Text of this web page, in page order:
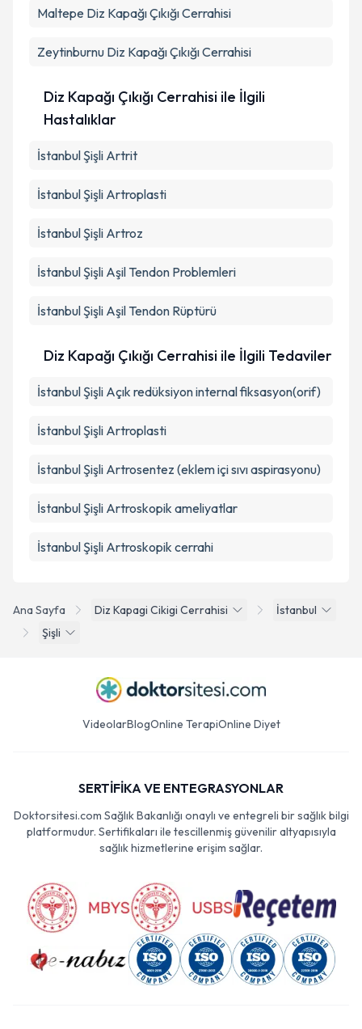
Ana Sayfa Diz Kapagi Cikigi Cerrahisi
İstanbul
Şişli
Maltepe Diz Kapağı Çıkığı Cerrahisi
Zeytinburnu Diz Kapağı Çıkığı Cerrahisi
Diz Kapağı Çıkığı Cerrahisi ile İlgili
Hastalıklar
İstanbul Şişli Artrit
İstanbul Şişli Artroplasti
İstanbul Şişli Artroz
İstanbul Şişli Aşil Tendon Problemleri
İstanbul Şişli Aşil Tendon Rüptürü
Diz Kapağı Çıkığı Cerrahisi ile İlgili Tedaviler
İstanbul Şişli Açık redüksiyon internal fiksasyon(orif)
İstanbul Şişli Artroplasti
İstanbul Şişli Artrosentez (eklem içi sıvı aspirasyonu)
İstanbul Şişli Artroskopik ameliyatlar
İstanbul Şişli Artroskopik cerrahi
VideolarBlogOnline TerapiOnline Diyet
SERTİFİKA VE ENTEGRASYONLAR
Doktorsitesi.com Sağlık Bakanlığı onaylı ve entegreli bir sağlık bilgi
platformudur. Sertifikaları ile tescillenmiş güvenilir altyapısıyla
sağlık hizmetlerine erişim sağlar.